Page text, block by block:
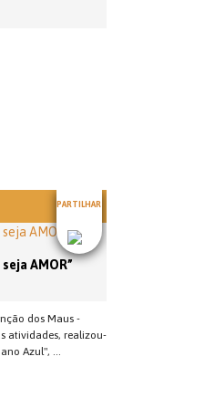
PARTILHAR
AMOR”
dos Maus -
atividades, realizou-
Azul", ...